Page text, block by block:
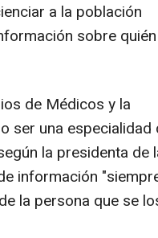
a la población
sobre
de Médicos y la
ser una especialidad
la presidenta de
información
la persona que se